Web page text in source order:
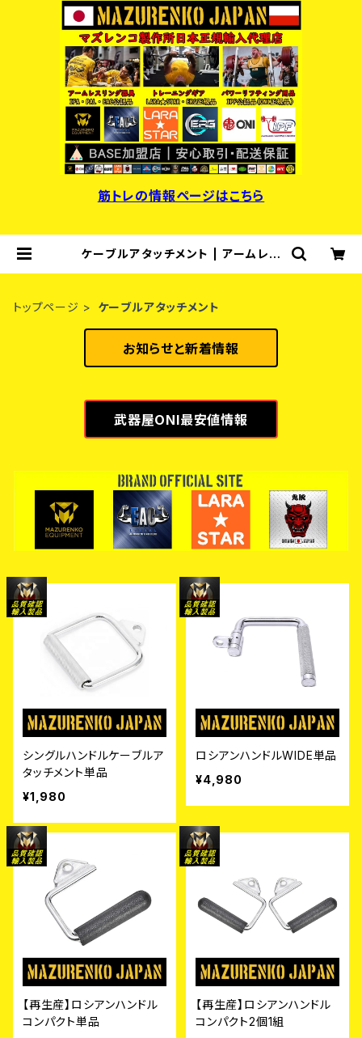
筋トレの情報ページはこちら
ケーブルアタッチメント | アームレス
トップページ
ケーブルアタッチメント
お知らせと新着情報
武器屋ONI最安値情報
シングルハンドルケーブルア
タッチメント単品
¥1,980
ロシアンハンドルWIDE単品
¥4,980
【再生産】ロシアンハンドル
コンパクト単品
【再生産】ロシアンハンドル
コンパクト2個1組